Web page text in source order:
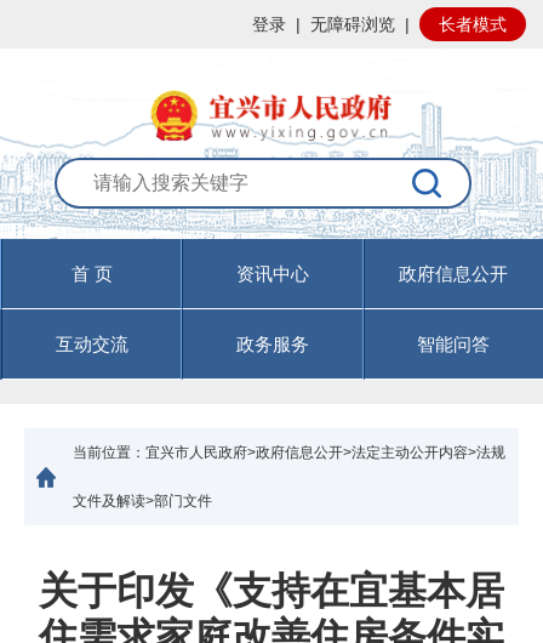
登录 | 无障碍浏览 | 长者模式
首 页 资讯中心 政府信息公开
互动交流 政务服务 智能问答
当前位置： 宜兴市人民政府>政府信息公开>法定主动公开内容>法规
文件及解读>部门文件
关于印发《支持在宜基本居